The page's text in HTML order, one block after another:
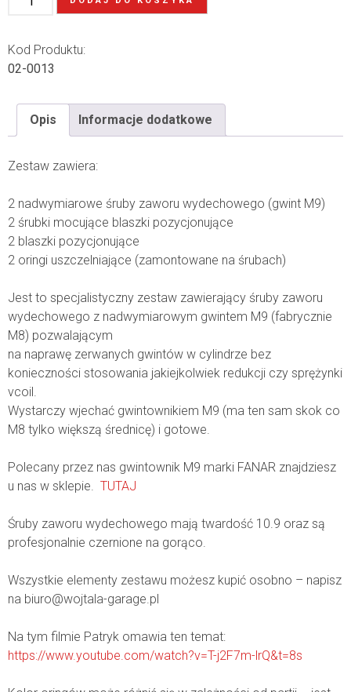
Kod Produktu:
02-0013
Opis Informacje dodatkowe
Zestaw zawiera:
2 nadwymiarowe śruby zaworu wydechowego (gwint M9)
2 śrubki mocujące blaszki pozycjonujące
2 blaszki pozycjonujące
2 oringi uszczelniające (zamontowane na śrubach)
Jest to specjalistyczny zestaw zawierający śruby zaworu
wydechowego z nadwymiarowym gwintem M9 (fabrycznie
M8) pozwalającym
na naprawę zerwanych gwintów w cylindrze bez
konieczności stosowania jakiejkolwiek redukcji czy sprężynki
vcoil.
Wystarczy wjechać gwintownikiem M9 (ma ten sam skok co
M8 tylko większą średnicę) i gotowe.
Polecany przez nas gwintownik M9 marki FANAR znajdziesz
u nas w sklepie. TUTAJ
Śruby zaworu wydechowego mają twardość 10.9 oraz są
profesjonalnie czernione na gorąco.
Wszystkie elementy zestawu możesz kupić osobno – napisz
na biuro@wojtala-garage.pl
Na tym filmie Patryk omawia ten temat:
https://www.youtube.com/watch?v=T-j2F7m-lrQ&t=8s